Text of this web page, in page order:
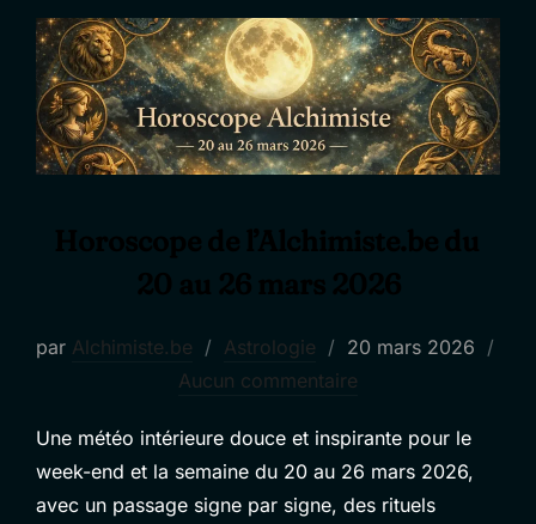
par Alchimiste.be Astrologie
Publié
le
20 mars 2026
Aucun commentaire
Une météo intérieure douce et inspirante pour le
week-end et la semaine du 20 au 26 mars 2026,
avec un passage signe par signe, des rituels